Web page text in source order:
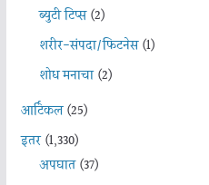
ब्युटी टिप्स(2)
शरीर-संपदा/फिटनेस(1)
शोध मनाचा(2)
आर्टिकल(25)
इतर(1,330)
अपघात(37)